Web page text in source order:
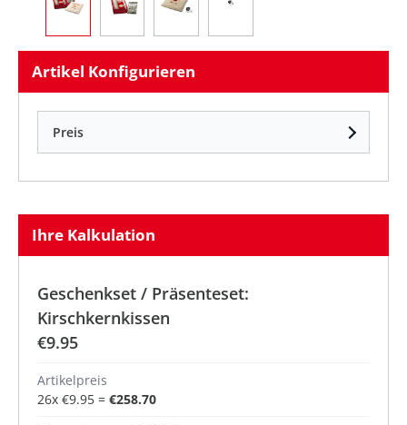
Artikel Konfigurieren
Preis
Ihre Kalkulation
Geschenkset / Präsenteset:
Kirschkernkissen
€9.95
Artikelpreis
26x €9.95 = €258.70